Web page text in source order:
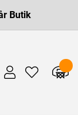
Butik